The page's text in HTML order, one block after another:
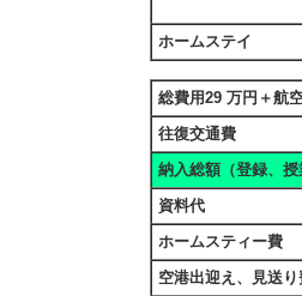
ホームステイ
総費用29 万円＋航
往復交通費
納入総額（登録、授
資料代
ホームスティー費
空港出迎え、見送り